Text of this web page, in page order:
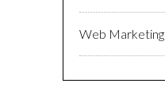
Web Marketing